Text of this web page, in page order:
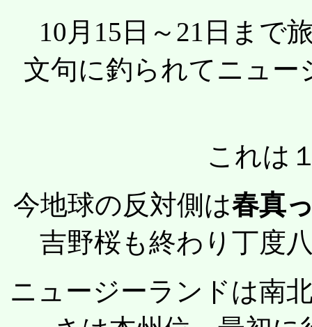
10月15日～21日まで
文句に釣られてニュ
これは
今地球の反対側は春真
吉野桜も終わり丁度
ニュージーランドは南